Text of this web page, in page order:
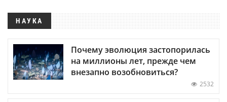
НАУКА
Почему эволюция застопорилась
на миллионы лет, прежде чем
внезапно возобновиться?
2532